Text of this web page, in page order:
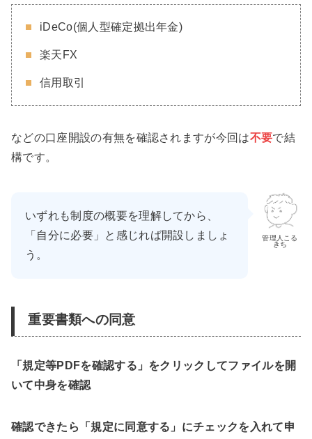
iDeCo(個人型確定拠出年金)
楽天FX
信用取引
などの口座開設の有無を確認されますが今回は不要で結
構です。
管理人こる
きち
いずれも制度の概要を理解してから、
「自分に必要」と感じれば開設しましょ
う。
重要書類への同意
「規定等PDFを確認する」をクリックしてファイルを開
いて中身を確認
確認できたら「規定に同意する」にチェックを入れて申